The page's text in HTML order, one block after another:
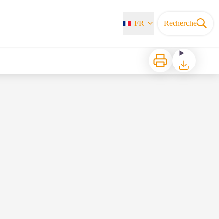
FR Recherche
Imprimer Télécharger